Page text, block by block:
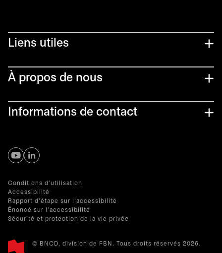
Liens utiles​
À propos de nous
Informations de contact
s’ouvre dans un nouvel onglet
s’ouvre dans un nouvel onglet
Conditions d'utilisation
Accessibilité
Rapport d'étape sur l'accessibilité
Énoncé sur l'accessibilité
Sécurité et protection de la vie privée
© BNCD, division de FBN. Tous droits réservés 2026.